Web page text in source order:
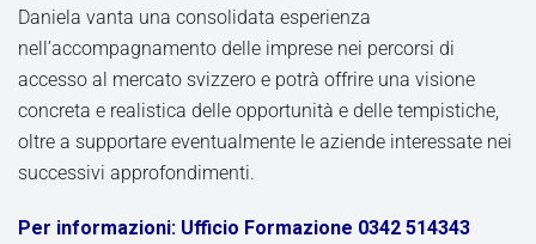
Daniela vanta una consolidata esperienza
nell’accompagnamento delle imprese nei percorsi di
accesso al mercato svizzero e potrà offrire una visione
concreta e realistica delle opportunità e delle tempistiche,
oltre a supportare eventualmente le aziende interessate nei
successivi approfondimenti.
Per informazioni: Ufficio Formazione 0342 514343